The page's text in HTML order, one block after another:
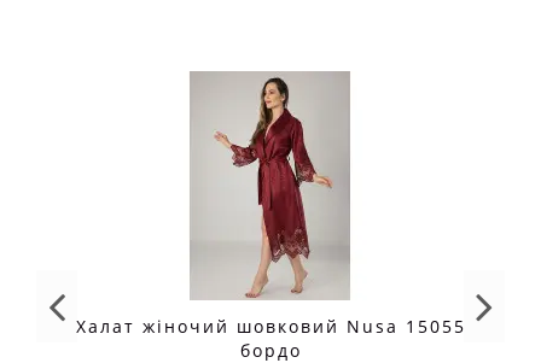
Халат жіночий шовковий Nusa 15055
бордо